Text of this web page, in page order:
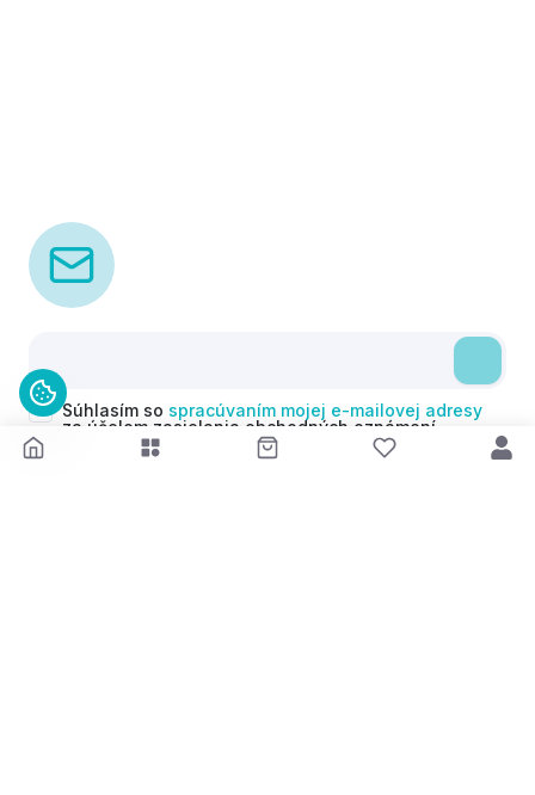
Súhlasím so spracúvaním mojej e-mailovej adresy
za účelom zasielania obchodných oznámení
(newsletterov) v súlade s čl. 6 ods. 1 písm. a)
Nariadenia GDPR. Svoj súhlas môžem kedykoľvek